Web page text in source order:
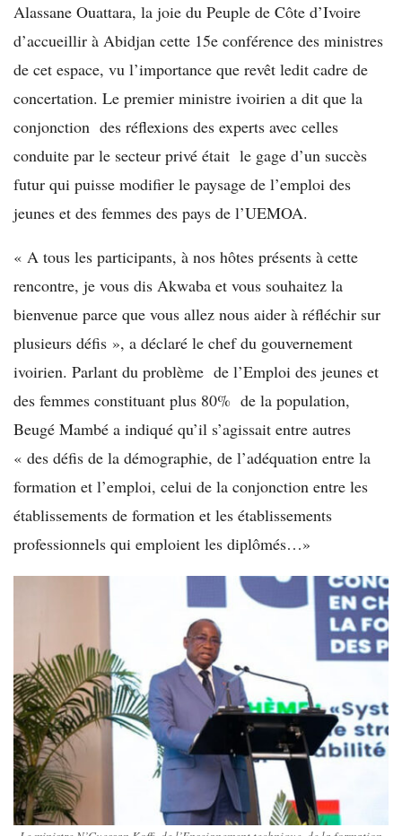
Alassane Ouattara, la joie du Peuple de Côte d’Ivoire
d’accueillir à Abidjan cette 15e conférence des ministres
de cet espace, vu l’importance que revêt ledit cadre de
concertation. Le premier ministre ivoirien a dit que la
conjonction des réflexions des experts avec celles
conduite par le secteur privé était le gage d’un succès
futur qui puisse modifier le paysage de l’emploi des
jeunes et des femmes des pays de l’UEMOA.
« A tous les participants, à nos hôtes présents à cette
rencontre, je vous dis Akwaba et vous souhaitez la
bienvenue parce que vous allez nous aider à réfléchir sur
plusieurs défis », a déclaré le chef du gouvernement
ivoirien. Parlant du problème de l’Emploi des jeunes et
des femmes constituant plus 80% de la population,
Beugé Mambé a indiqué qu’il s’agissait entre autres
« des défis de la démographie, de l’adéquation entre la
formation et l’emploi, celui de la conjonction entre les
établissements de formation et les établissements
professionnels qui emploient les diplômés…»